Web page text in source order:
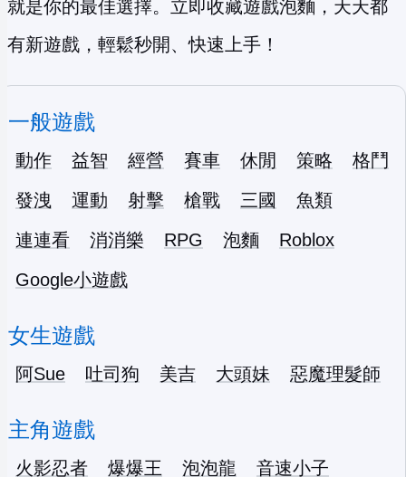
就是你的最佳選擇。立即收藏遊戲泡麵，天天都
有新遊戲，輕鬆秒開、快速上手！
一般遊戲
動作 益智 經營 賽車 休閒 策略
格鬥
發洩
運動 射擊 槍戰 三國
魚類
連連看
消消樂 RPG 泡麵
Roblox
Google小遊戲
女生遊戲
阿Sue 吐司狗 美吉 大頭妹 惡魔理髮師
主角遊戲
火影忍者 爆爆王 泡泡龍
音速小子